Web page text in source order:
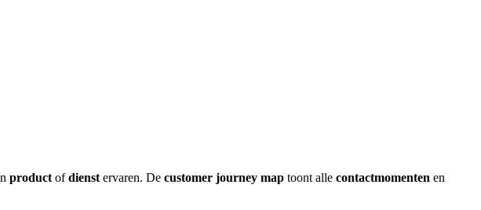
product ofdienst ervaren. De customer journey map toont alle contactmomenten en